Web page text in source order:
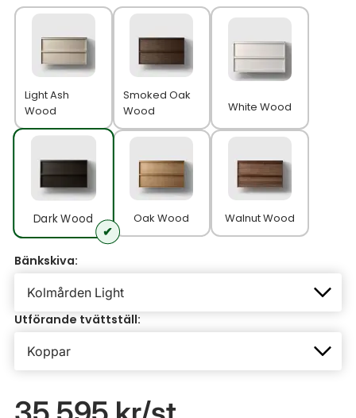
Light Ash
Wood
Smoked Oak
Wood
White Wood
Dark Wood Oak Wood Walnut Wood
Bänkskiva:
Utförande tvättställ: